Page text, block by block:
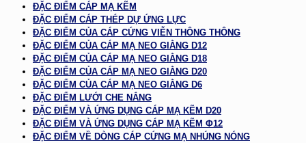
ĐẶC ĐIỂM CÁP MẠ KẼM
ĐẶC ĐIỂM CÁP THÉP DỰ ỨNG LỰC
ĐẶC ĐIỂM CỦA CÁP CỨNG VIỄN THÔNG THÔNG
ĐẶC ĐIỂM CỦA CÁP MẠ NEO GIẰNG D12
ĐẶC ĐIỂM CỦA CÁP MẠ NEO GIẰNG D18
ĐẶC ĐIỂM CỦA CÁP MẠ NEO GIẰNG D20
ĐẶC ĐIỂM CỦA CÁP MẠ NEO GIẰNG D6
ĐẶC ĐIỂM LƯỚI CHE NẮNG
ĐẶC ĐIỂM VÀ ỨNG DỤNG CÁP MẠ KẼM D20
ĐẶC ĐIỂM VÀ ỨNG DỤNG CÁP MẠ KẼM Φ12
ĐẶC ĐIỂM VỀ DÒNG CÁP CỨNG MẠ NHÚNG NÓNG